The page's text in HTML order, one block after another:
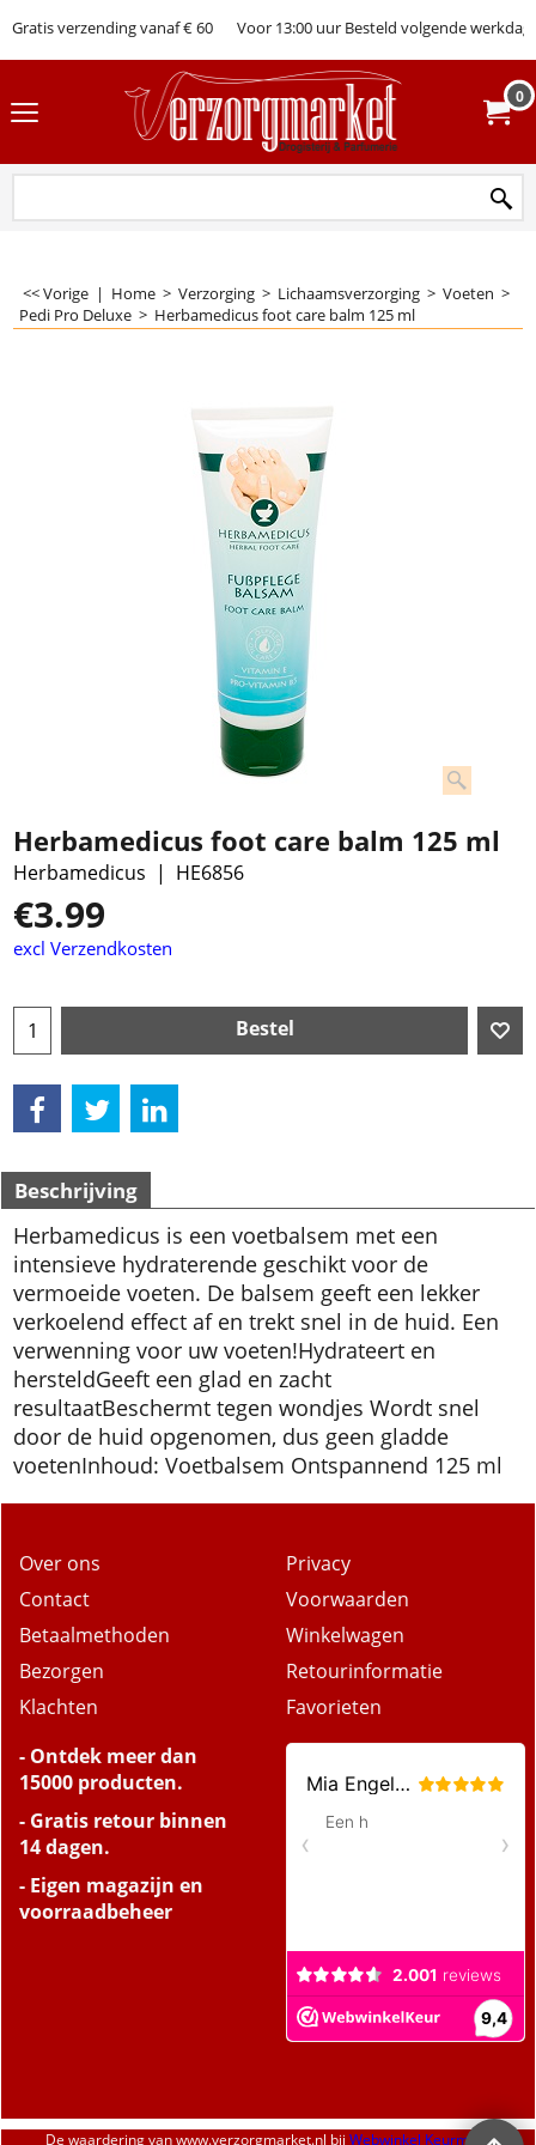
Gratis verzending vanaf € 60 Voor 13:00 uur Besteld volgende werkdag
0
<< Vorige | Home > Verzorging > Lichaamsverzorging > Voeten >
Pedi Pro Deluxe > Herbamedicus foot care balm 125 ml
Herbamedicus foot care balm 125 ml
Herbamedicus HE6856
€3.99
excl Verzendkosten
Bestel
Beschrijving
Herbamedicus is een voetbalsem met een
intensieve hydraterende geschikt voor de
vermoeide voeten. De balsem geeft een lekker
verkoelend effect af en trekt snel in de huid. Een
verwenning voor uw voeten!Hydrateert en
hersteldGeeft een glad en zacht
resultaatBeschermt tegen wondjes Wordt snel
door de huid opgenomen, dus geen gladde
voetenInhoud: Voetbalsem Ontspannend 125 ml
Over ons
Contact
Betaalmethoden
Bezorgen
Klachten
Privacy
Voorwaarden
Winkelwagen
Retourinformatie
Favorieten
- Ontdek meer dan
15000 producten.
- Gratis retour binnen
14 dagen.
- Eigen magazijn en
voorraadbeheer
De waardering vanwww.verzorgmarket.nl bij Webwinkel Keurmerk